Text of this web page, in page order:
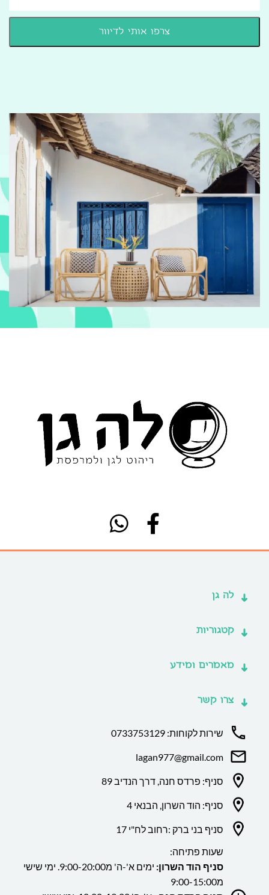
לה גן
קטגוריות
מאמרים ומידע
צרו קשר
שירות לקוחות: 0733753129
lagan977@gmail.com
סניף: פרדס חנה, דרך הנדיב 89
סניף: הוד השרון, הבנאי 4
סניף בני ברק :רחוב לח"י 17
שעות פתיחה:
סניף הוד השרון:
ימים א'-ה' מ9:00-20:00. ימי שישי
מ9:00-15:00